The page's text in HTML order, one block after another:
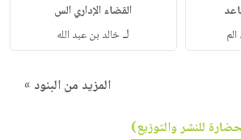
القضاء الإداري الس
لـخالد بن عبد الله
المزيد من البنود »
للنشر والتوزيع)